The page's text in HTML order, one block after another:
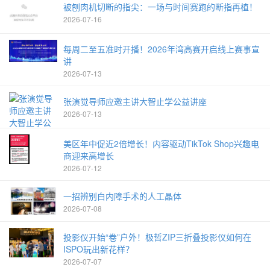
被刨肉机切断的指尖：一场与时间赛跑的断指再植！
2026-07-16
每周二至五准时开播！2026年湾高赛开启线上赛事宣
讲
2026-07-13
张演觉导师应邀主讲大智止学公益讲座
2026-07-13
美区年中促近2倍增长！内容驱动TikTok Shop兴趣电
商迎来高增长
2026-07-12
一招辨别白内障手术的人工晶体
2026-07-08
投影仪开始“卷”户外！极哲ZIP三折叠投影仪如何在
ISPO玩出新花样？
2026-07-07